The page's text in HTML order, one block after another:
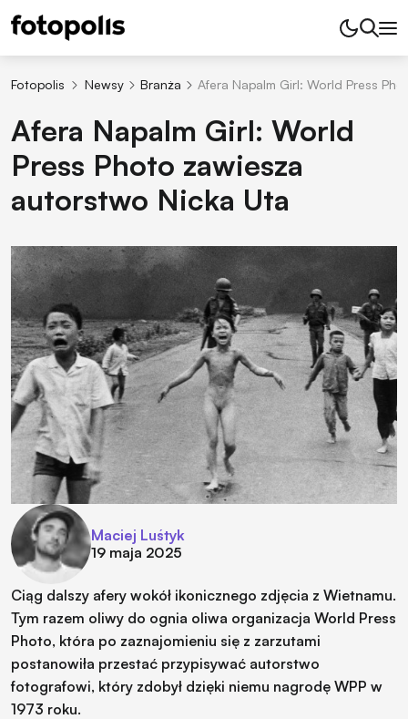
Fotopolis Newsy Branża Afera Napalm Girl: World Press
Afera Napalm Girl: World
Press Photo zawiesza
autorstwo Nicka Uta
Maciej Luśtyk
19 maja 2025
Ciąg dalszy afery wokół ikonicznego zdjęcia z Wietnamu.
Tym razem oliwy do ognia oliwa organizacja World Press
Photo, która po zaznajomieniu się z zarzutami
postanowiła przestać przypisywać autorstwo
fotografowi, który zdobył dzięki niemu nagrodę WPP w
1973 roku.